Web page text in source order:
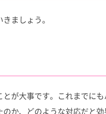
ましょう。
が大事です。これまでに
か、どのような対応だと